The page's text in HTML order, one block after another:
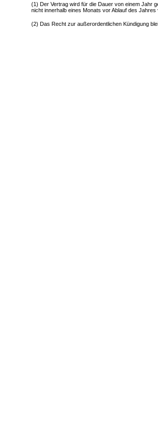
(1) Der Vertrag wird für die Dauer von einem Jahr
nicht innerhalb eines Monats vor Ablauf des
(2) Das Recht zur außerordentlichen Kündigung